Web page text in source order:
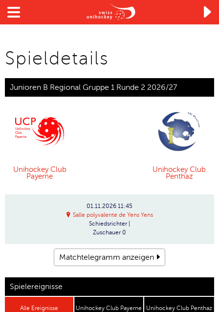

Spieldetails
Junioren B Regional Gruppe 1 Runde 2 2026/27
Unihockey Club
Payerne
Unihockey Club
Penthaz
01.11.2026 11:45
Salle polyvalente de Yens Yens
Schiedsrichter
Zuschauer 0
Matchtelegramm anzeigen
Spielereignisse
Alle Ereignisse Unihockey Club Payerne Unihockey Club Penthaz